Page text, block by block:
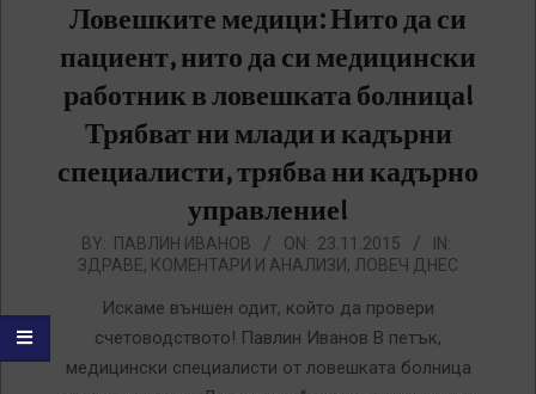
Ловешките медици: Нито да си
пациент, нито да си медицински
работник в ловешката болница!
Трябват ни млади и кадърни
специалисти, трябва ни кадърно
управление!
2015-
11-
BY: ПАВЛИН ИВАНОВ ON: 23.11.2015
IN:
ЗДРАВЕ, КОМЕНТАРИ И АНАЛИЗИ, ЛОВЕЧ ДНЕС
Искаме външен одит, който да провери
счетоводството! Павлин Иванов В петък,
медицински специалисти от ловешката болница